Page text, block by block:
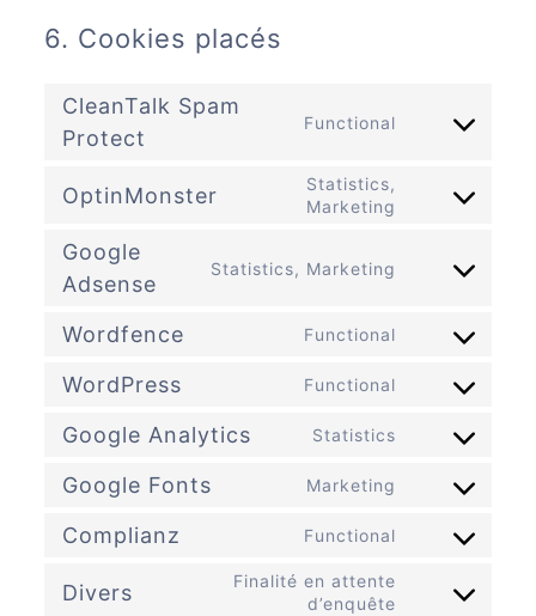
6. Cookies placés
CleanTalk Spam
Protect
Functional
Consent
cleantalk-
OptinMonster
Statistics,
Marketing
Consent
optinmonster
Google
Adsense
Statistics, Marketing
Consent
google-
Wordfence Functional
Consent
service
WordPress Functional
Consent
service
Google Analytics Statistics
Consent
service
analytics
Google Fonts Marketing
Consent
service
Complianz Functional
Consent
service
Divers
Finalité en attente
d’enquête
Consent